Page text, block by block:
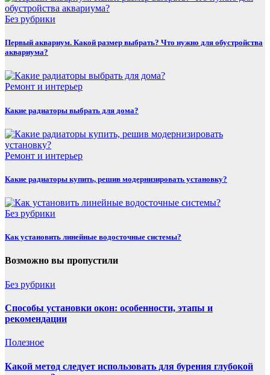
Без рубрики
Первый аквариум. Какой размер выбрать? Что нужно для обустройства
аквариума?
Ремонт и интерьер
Какие радиаторы выбрать для дома?
Ремонт и интерьер
Какие радиаторы купить, решив модернизировать установку?
Без рубрики
Как установить линейные водосточные системы?
Возможно вы пропустили
Без рубрики
Способы установки окон: особенности, этапы и
рекомендации
Полезнoe
Какой метод следует использовать для бурения глубокой